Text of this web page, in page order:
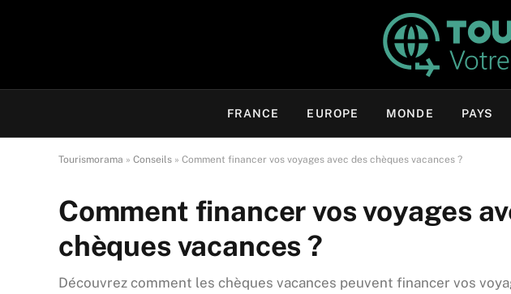
FRANCE EUROPE MONDE PAYS
Tourismorama » Conseils » Comment financer vos voyages avec des chèques vacances ?
Comment financer vos voyages
chèques vacances ?
Découvrez comment les chèques vacances peuvent financer vos